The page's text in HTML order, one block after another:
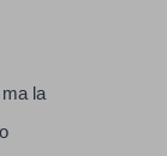
la